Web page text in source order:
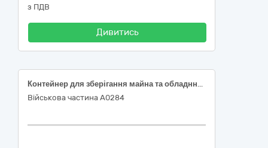
з ПДВ
Дивитись
Контейнер для зберігання майна та обладння 20 футовий
Військова частина А0284